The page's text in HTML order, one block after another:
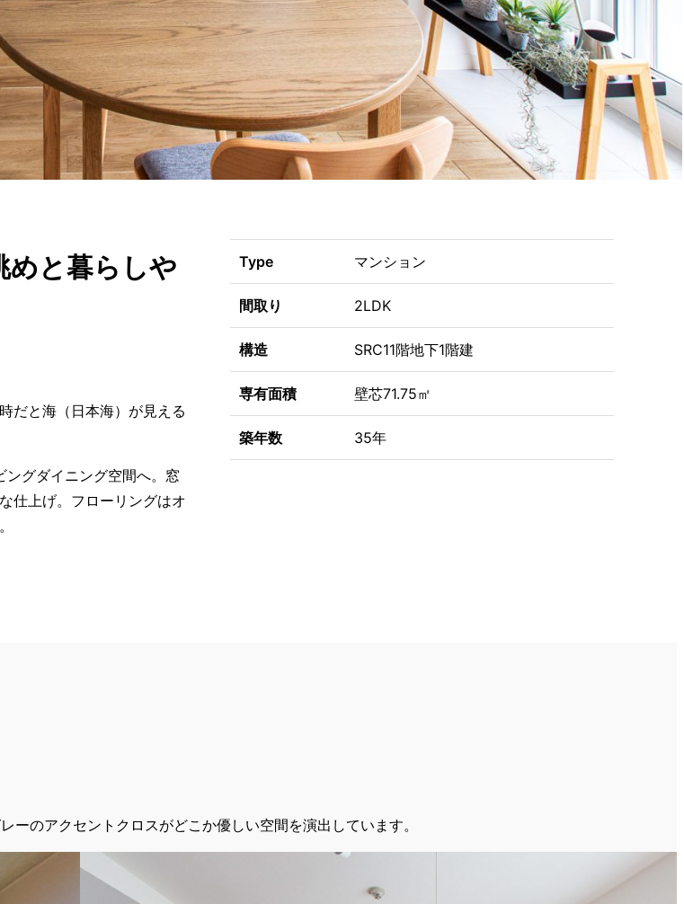
めと暮らしや
だと海（日本海）が見える
グダイニング空間へ。窓
仕上げ。フローリングはオ
Type マンション
間取り 2LDK
構造 SRC11階地下1階建
専有面積 壁芯71.75㎡
築年数 35年
のアクセントクロスがどこか優しい空間を演出しています。